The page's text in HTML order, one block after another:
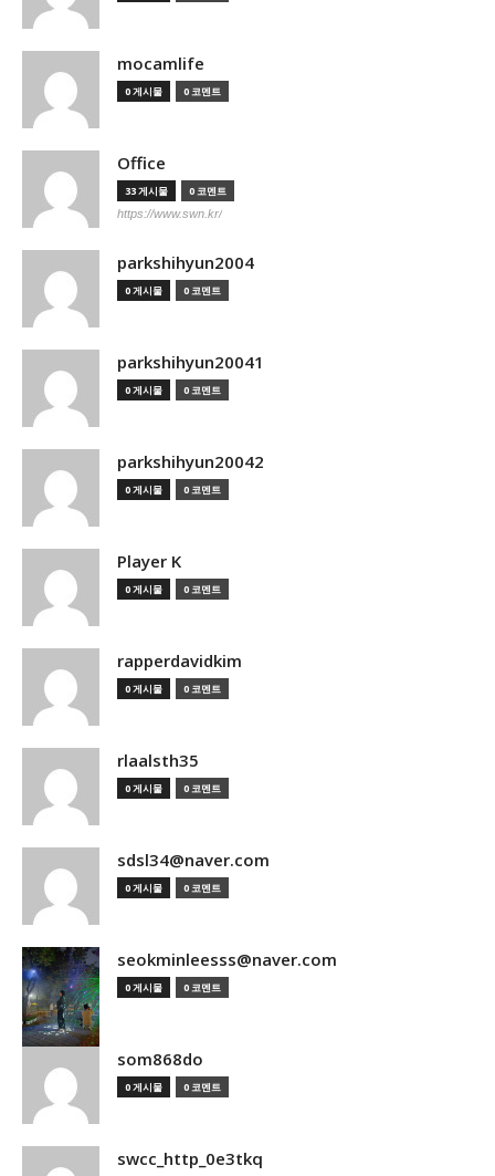
mocamlife
0 게시물 0 코멘트
Office
33 게시물 0 코멘트
https://www.swn.kr/
parkshihyun2004
0 게시물 0 코멘트
parkshihyun20041
0 게시물 0 코멘트
parkshihyun20042
0 게시물 0 코멘트
Player K
0 게시물 0 코멘트
rapperdavidkim
0 게시물 0 코멘트
rlaalsth35
0 게시물 0 코멘트
sdsl34@naver.com
0 게시물 0 코멘트
seokminleesss@naver.com
0 게시물 0 코멘트
som868do
0 게시물 0 코멘트
swcc_http_0e3tkq